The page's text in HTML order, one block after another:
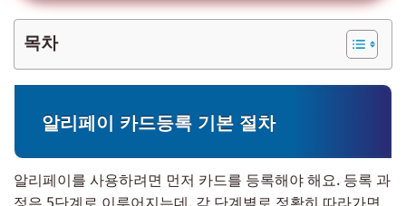
목차
알리페이 카드등록 기본 절차
알리페이를 사용하려면 먼저 카드를 등록해야 해요. 등록 과
정은 5단계로 이루어지는데, 각 단계별로 정확히 따라가면